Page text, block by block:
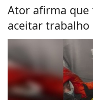
Ator afirma que
aceitar trabalho